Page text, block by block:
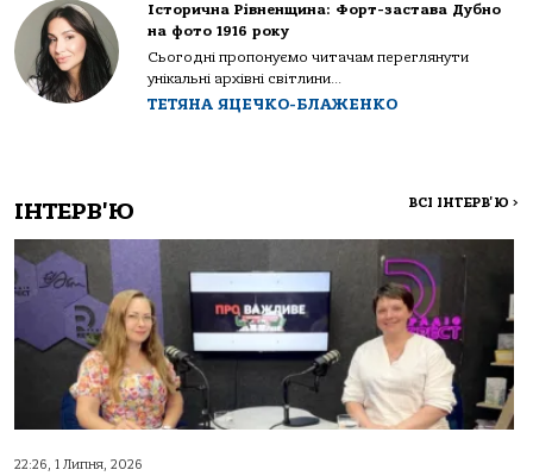
Історична Рівненщина: Форт-застава Дубно
на фото 1916 року
Сьогодні пропонуємо читачам переглянути
унікальні архівні світлини...
ТЕТЯНА ЯЦЕЧКО-БЛАЖЕНКО
ІНТЕРВ'Ю ВСІ ІНТЕРВ'Ю >
22:26, 1 Липня, 2026